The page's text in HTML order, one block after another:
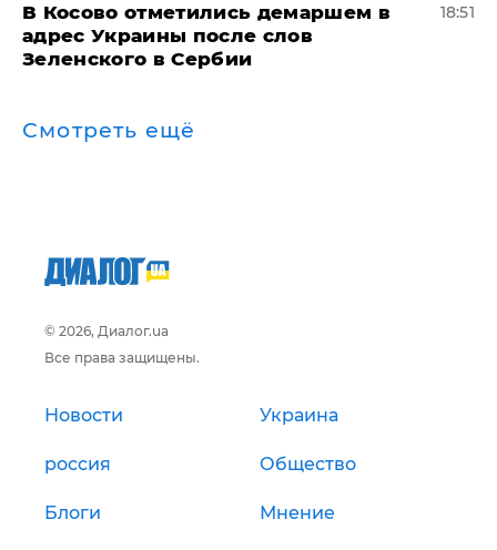
В Косово отметились демаршем в
адрес Украины после слов
Зеленского в Сербии
18:51
Смотреть ещё
© 2026, Диалог.ua
Все права защищены.
Новости Украина
россия Общество
Блоги Мнение